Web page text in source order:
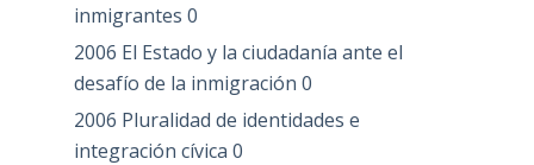
inmigrantes 0
2006 El Estado y la ciudadanía ante el
desafío de la inmigración 0
2006 Pluralidad de identidades e
integración cívica 0